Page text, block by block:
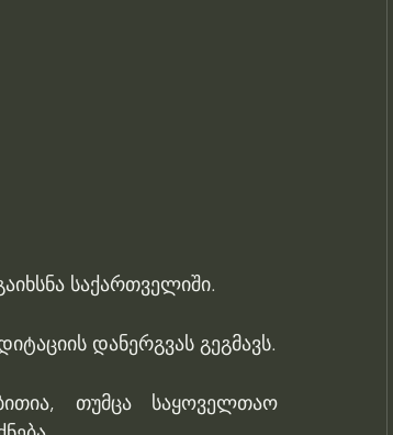
საქართველიში.
თუმცა საყოველთაო